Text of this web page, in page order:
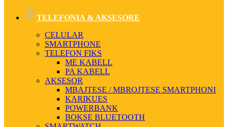
TELEFONIA & AKSESORE
CELULAR
SMARTPHONE
TELEFON FIKS
ME KABELL
PA KABELL
AKSESOR
MBAJTESE / MBROJTESE SMARTPHONI
KARIKUES
POWERBANK
BOKSE BLUETOOTH